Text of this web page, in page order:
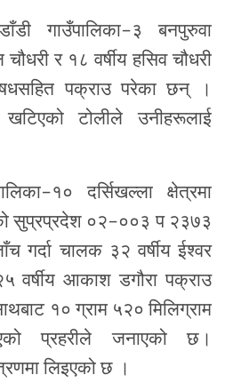
गाउँपालिका–३ बनपुरुवा
र १८ वर्षीय हसिव चौधरी
पक्राउ परेका छन् ।
खटिएको टोलीले उनीहरूलाई
दर्सिखल्ला क्षेत्रमा
सुप्रप्रदेश ०२–००३ प २३७३
गर्दा चालक ३२ वर्षीय ईश्वर
वर्षीय आकाश डगौरा पक्राउ
१० ग्राम ५२० मिलिग्राम
प्रहरीले जनाएको छ।
लिइएको छ ।